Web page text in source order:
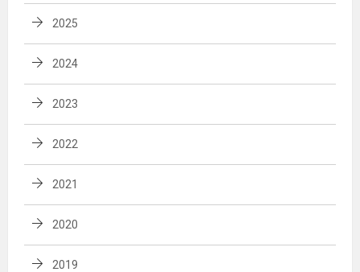
2025
2024
2023
2022
2021
2020
2019